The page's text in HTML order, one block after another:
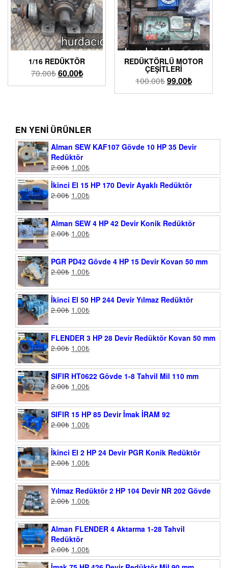
1/16 REDÜKTÖR
70.00₺60.00₺
REDÜKTÖRLÜ MOTOR
ÇEŞITLERI
100.00₺99.00₺
EN YENI ÜRÜNLER
Alman SEW KAF107 Gövde 10 HP 35 Devir
Redüktör
2.00₺ 1.00₺
İkinci El 15 HP 170 Devir Ayaklı Redüktör
2.00₺ 1.00₺
Alman SEW 4 HP 42 Devir Konik Redüktör
2.00₺ 1.00₺
PGR PD42 Gövde 4 HP 15 Devir Kovan 50 mm
2.00₺ 1.00₺
İkinci El 50 HP 244 Devir Yılmaz Redüktör
2.00₺ 1.00₺
FLENDER 3 HP 28 Devir Redüktör Kovan 50 mm
2.00₺ 1.00₺
SIFIR HT0622 Gövde 1-8 Tahvil Mil 110 mm
2.00₺ 1.00₺
SIFIR 15 HP 85 Devir İmak İRAM 92
2.00₺ 1.00₺
İkinci El 2 HP 24 Devir PGR Konik Redüktör
2.00₺ 1.00₺
Yılmaz Redüktör 2 HP 104 Devir NR 202 Gövde
2.00₺ 1.00₺
Alman FLENDER 4 Aktarma 1-28 Tahvil
Redüktör
2.00₺ 1.00₺